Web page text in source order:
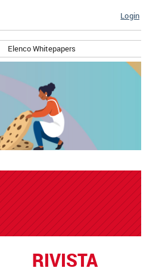
Login
Elenco Whitepapers
RIVISTA